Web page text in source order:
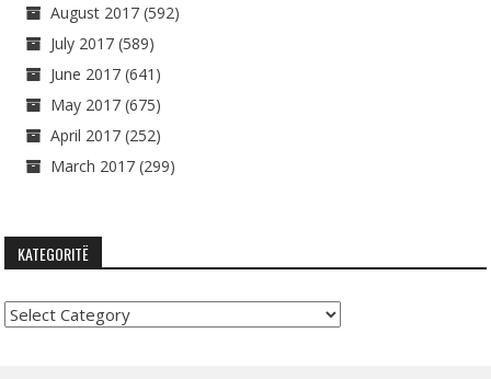
August 2017 (592)
July 2017 (589)
June 2017 (641)
May 2017 (675)
April 2017 (252)
March 2017 (299)
KATEGORITË
Kategoritë